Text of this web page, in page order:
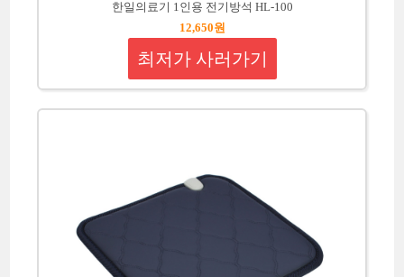
한일의료기 1인용 전기방석 HL-100
12,650원
최저가 사러가기